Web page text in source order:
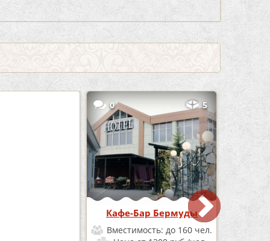
0 5
Кафе-Бар Бермуды
Вместимость: до 160 чел.